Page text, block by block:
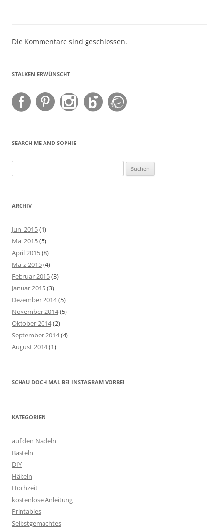
Die Kommentare sind geschlossen.
STALKEN ERWÜNSCHT
SEARCH ME AND SOPHIE
nach:
ARCHIV
Juni 2015(1)
Mai 2015(5)
April 2015(8)
März 2015(4)
Februar 2015(3)
Januar 2015(3)
Dezember 2014(5)
November 2014(5)
Oktober 2014(2)
September 2014(4)
August 2014(1)
SCHAU DOCH MAL BEI INSTAGRAM VORBEI
KATEGORIEN
auf den Nadeln
Basteln
DIY
Häkeln
Hochzeit
kostenlose Anleitung
Printables
Selbstgemachtes